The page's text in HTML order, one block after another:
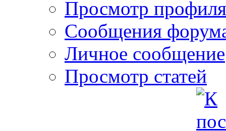
Просмотр профиля
Сообщения
Личное сообщение
Просмотр статей